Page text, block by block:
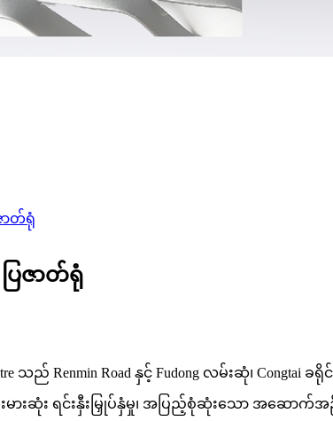
ဇာတ်ရုံ
ပြဇာတ်ရုံ
သည် Renmin Road နှင့် Fudong လမ်းဆုံ၊
ားဆုံး ရင်းနှီးမြှုပ်နှံမှု၊ အပြည့်စုံဆုံးသော အဆောက်